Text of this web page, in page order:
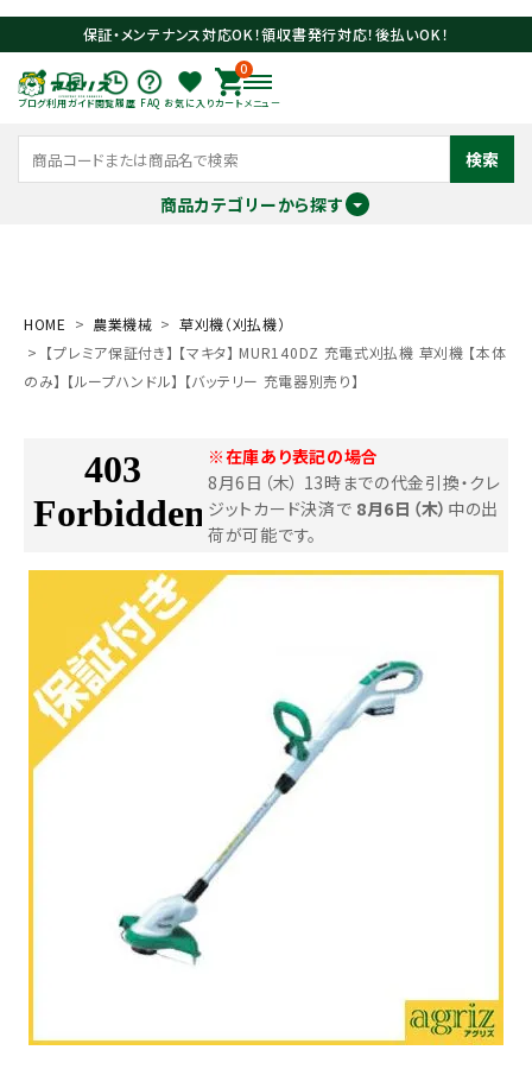
保証・メンテナンス対応OK！領収書発行対応！後払いOK！
ブログ利用ガイド閲覧履歴 FAQ お気に入り
0
カート メニュー
検索
商品カテゴリーから探す
search
閲覧履歴一覧
農業機械
農業資材
HOME 農業機械
草刈機（刈払機）
【プレミア保証付き】 【マキタ】 MUR140DZ 充電式刈払機 草刈機 【本体
のみ】 【ループハンドル】 【バッテリー 充電器別売り】
※在庫あり表記の場合
8月6日（木） 13時までの代金引換・クレ
ジットカード決済で 8月6日（木） 中の出
荷が可能です。